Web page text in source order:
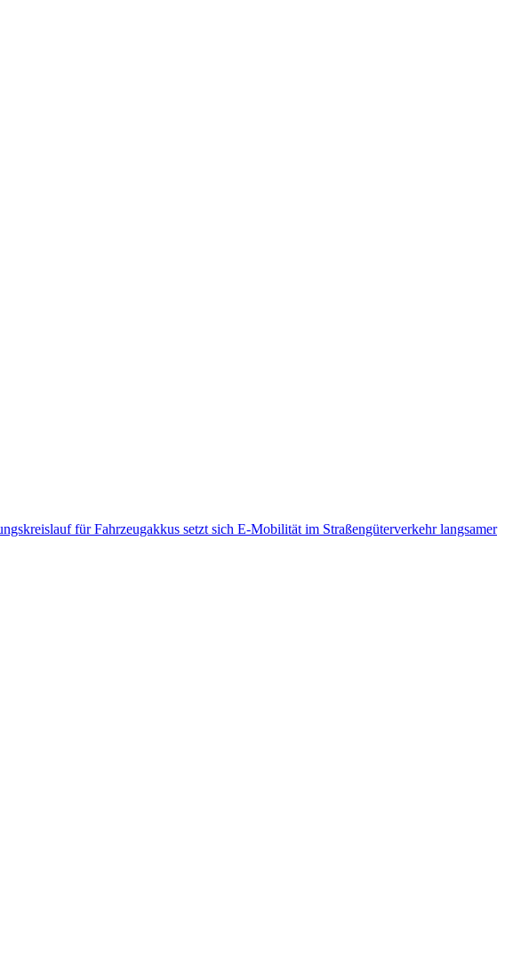
für Fahrzeugakkus setzt sich E-Mobilität im Straßengüterverkehr langsamer